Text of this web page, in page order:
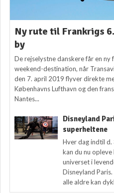
Ny rute til Frankrigs
by
De rejselystne danskere får en ny
weekend-destination, når
den 7. april 2019 flyver direkte
Københavns Lufthavn og den
Nantes...
Disneyland
superheltene
Hver dag indtil
kan du nu
universet i
Disneyland
alle aldre kan